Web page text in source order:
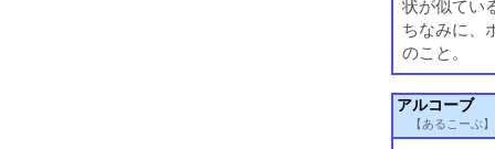
状が似てい
ちなみに、
のこと。
アルコーブ
【あるこーぶ】